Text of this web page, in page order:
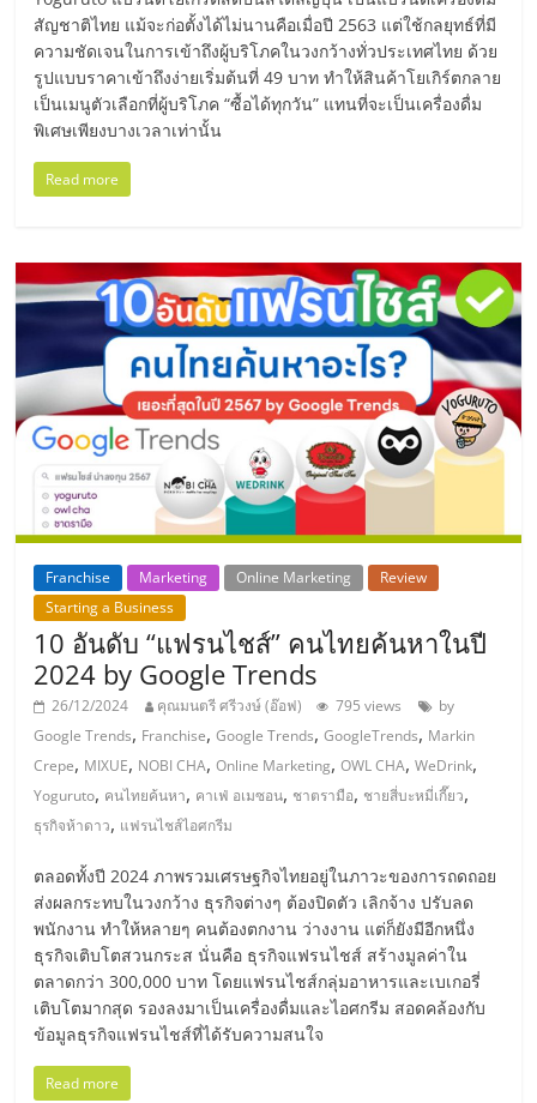
SMEs,
แฟ
รน
ไชส์,
ที่
ปรึกษา
แฟ
รน
ไชส์,
รวม
แฟ
รน
ไชส์
ขาย
แฟ
รน
สัญชาติไทย แม้จะก่อตั้งได้ไม่นานคือเมื่อปี 2563 แต่ใช้กลยุทธ์ที่มี
ความชัดเจนในการเข้าถึงผู้บริโภคในวงกว้างทั่วประเทศไทย ด้วย
รูปแบบราคาเข้าถึงง่ายเริ่มต้นที่ 49 บาท ทำให้สินค้าโยเกิร์ตกลาย
เป็นเมนูตัวเลือกที่ผู้บริโภค “ซื้อได้ทุกวัน” แทนที่จะเป็นเครื่องดื่ม
พิเศษเพียงบางเวลาเท่านั้น
Read more
Franchise Marketing Online Marketing
Review
Starting a Business
10 อันดับ “แฟรนไชส์” คนไทยค้นหาในปี
2024 by Google Trends
26/12/2024 คุณมนตรี ศรีวงษ์ (อ๊อฟ) 795 views
by
Google Trends, Franchise,Google Trends,GoogleTrends, Markin
Crepe, MIXUE, NOBI CHA,Online Marketing,OWL CHA,WeDrink,
Yoguruto, คนไทยค้นหา, คาเฟ่ อเมซอน, ชาตรามือ, ชายสี่บะหมี่เกี๊ยว,
ธุรกิจห้าดาว, แฟรนไชส์ไอศกรีม
ตลอดทั้งปี 2024 ภาพรวมเศรษฐกิจไทยอยู่ในภาวะของการถดถอย
ส่งผลกระทบในวงกว้าง ธุรกิจต่างๆ ต้องปิดตัว เลิกจ้าง ปรับลด
พนักงาน ทำให้หลายๆ คนต้องตกงาน ว่างงาน แต่ก็ยังมีอีกหนึ่ง
ธุรกิจเติบโตสวนกระส นั่นคือ ธุรกิจแฟรนไชส์ สร้างมูลค่าใน
ตลาดกว่า 300,000 บาท โดยแฟรนไชส์กลุ่มอาหารและเบเกอรี่
เติบโตมากสุด รองลงมาเป็นเครื่องดื่มและไอศกรีม สอดคล้องกับ
ข้อมูลธุรกิจแฟรนไชส์ที่ได้รับความสนใจ
Read more